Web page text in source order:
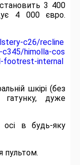
3 400
4 000 євро.
c26/recline
himolla-cos
footrest-internal
шкірі (без
гатунку, дуже
осі в будь-яку
пультом.